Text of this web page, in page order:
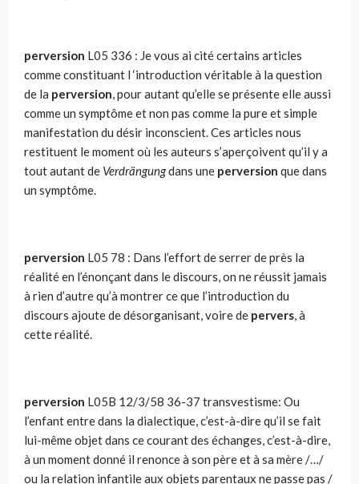
perversion L05 336 : Je vous ai cité certains articles
comme constituant l ‘introduction véritable à la question
de la perversion, pour autant qu’elle se présente elle aussi
comme un symptôme et non pas comme la pure et simple
manifestation du désir inconscient. Ces articles nous
restituent le moment où les auteurs s’aperçoivent qu’il y a
tout autant de Verdrängungdans une perversion que dans
un symptôme.
perversion L05 78 : Dans l’effort de serrer de près la
réalité en l’énonçant dans le discours, on ne réussit jamais
à rien d’autre qu’à montrer ce que l’introduction du
discours ajoute de désorganisant, voire de pervers, à
cette réalité.
perversion L05B 12/3/58 36-37 transvestisme: Ou
l’enfant entre dans la dialectique, c’est-à-dire qu’il se fait
lui-même objet dans ce courant des échanges, c’est-à-dire,
à un moment donné il renonce à son père et à sa mère /…/
ou la relation infantile aux objets parentaux ne passe pas /